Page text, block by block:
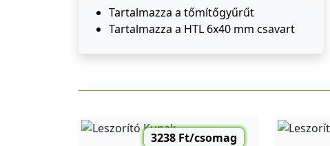
Tartalmazza a tőmítőgyűrűt
Tartalmazza a HTL 6x40 mm csavart
3238 Ft/csomag